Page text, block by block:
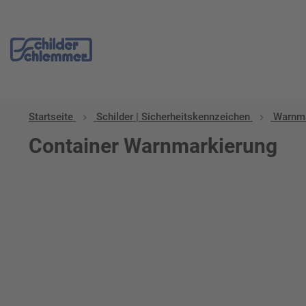
Startseite Schilder | Sicherheitskennzeichen
Container Warnmarkierung